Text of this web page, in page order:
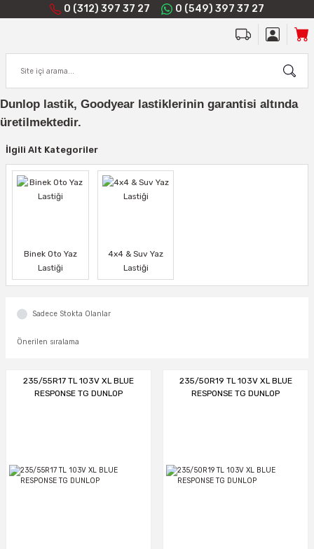
0 (312) 397 37 27 0 (549) 397 37 27
Dunlop lastik, Goodyear lastiklerinin garantisi altında
üretilmektedir.
İlgili Alt Kategoriler
Binek Oto Yaz
Lastiği
4x4 & Suv Yaz
Lastiği
Sadece Stokta Olanlar
235/55R17 TL 103V XL BLUE
RESPONSE TG DUNLOP
235/50R19 TL 103V XL BLUE
RESPONSE TG DUNLOP